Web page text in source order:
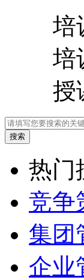
培
培
授
热门
竞争
集团
企业